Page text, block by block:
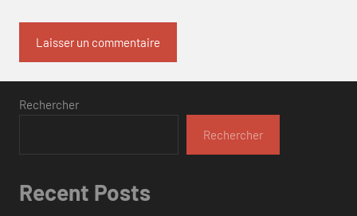
Rechercher
Rechercher
Recent Posts